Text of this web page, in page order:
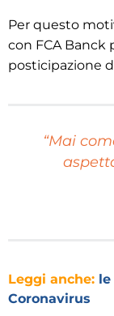
Per questo
con FCA Banck
posticipazione
“Mai
Leggi anche: le
Coronavirus